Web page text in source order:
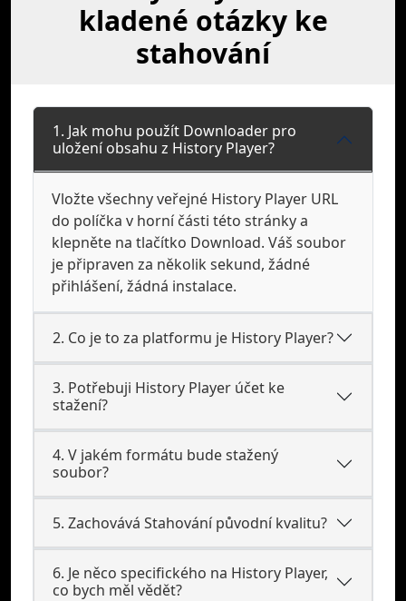
kladené otázky ke
stahování
1. Jak mohu použít Downloader pro
uložení obsahu z History Player?
Vložte všechny veřejné History Player URL
do políčka v horní části této stránky a
klepněte na tlačítko Download. Váš soubor
je připraven za několik sekund, žádné
přihlášení, žádná instalace.
2. Co je to za platformu je History Player?
3. Potřebuji History Player účet ke
stažení?
4. V jakém formátu bude stažený
soubor?
5. Zachovává Stahování původní kvalitu?
6. Je něco specifického na History Player,
co bych měl vědět?